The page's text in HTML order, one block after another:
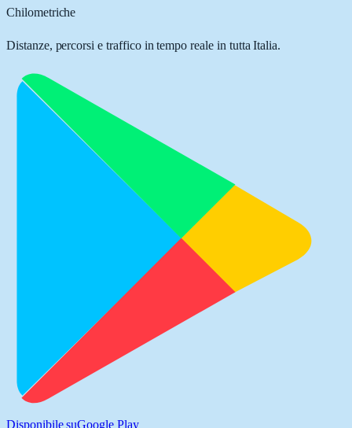
Chilometriche
Distanze, percorsi e traffico in tempo reale in tutta Italia.
Disponibile suGoogle Play